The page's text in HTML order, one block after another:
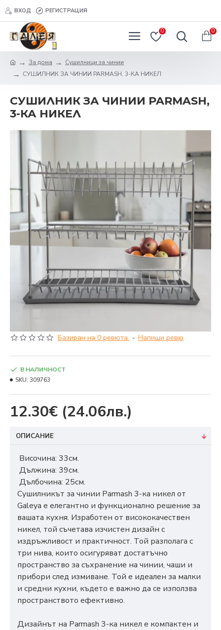
ВХОД РЕГИСТРАЦИЯ
0 0
За дома
Сушилници за чинии
СУШИЛНИК ЗА ЧИНИИ PARMASH, 3-КА НИКЕЛ
СУШИЛНИК ЗА ЧИНИИ PARMASH,
3-КА НИКЕЛ
Базиран на 0 ревюта. - Напиши ревю
12.30€ (24.06лв.)
В НАЛИЧНОСТ
SKU: 309763
ОПИСАНИЕ
Височина: 33см.
Дължина: 39см.
Дълбочина: 25см.
Сушилникът за чинии Parmash 3-ка никел от
Galeya е елегантно и функционално решение за
вашата кухня. Изработен от висококачествен
никел, той съчетава изчистен дизайн с
издръжливост и практичност. Той разполага с
три нива, които осигуряват достатъчно
пространство за съхранение на чинии, чаши и
прибори след измиване. Той е идеален за малки
и средни кухни, където е важно да се използва
пространството ефективно.
Дизайнът на Parmash 3-ка никел е компактен и